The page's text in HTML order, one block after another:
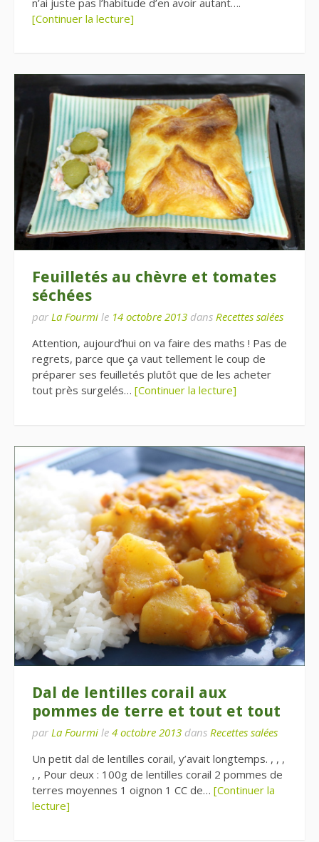
[Continuer la lecture]
Feuilletés au chèvre et tomates
séchées
par La Fourmi le 14 octobre 2013 dans Recettes salées
Attention, aujourd’hui on va faire des maths ! Pas de
regrets, parce que ça vaut tellement le coup de
préparer ses feuilletés plutôt que de les acheter
tout près surgelés… [Continuer la lecture]
Dal de lentilles corail aux
pommes de terre et tout et tout
par La Fourmi le 4 octobre 2013 dans Recettes salées
Un petit dal de lentilles corail, y’avait longtemps. , , ,
, , Pour deux : 100g de lentilles corail 2 pommes de
terres moyennes 1 oignon 1 CC de… [Continuer la
lecture]